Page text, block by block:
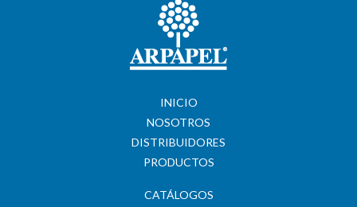
INICIO
NOSOTROS
DISTRIBUIDORES
PRODUCTOS
CATÁLOGOS